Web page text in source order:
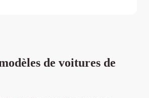
de voitures de